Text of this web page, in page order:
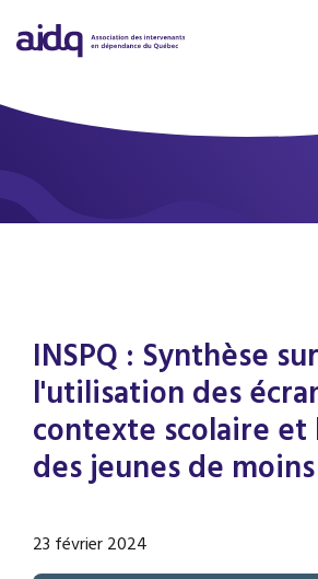
INSPQ : Synthèse sur
l'utilisation des
contexte scolaire et
des jeunes de
23 février 2024